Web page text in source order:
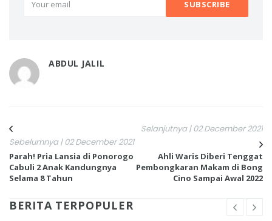
ABDUL JALIL
Sebelumnya | 02 December 2021
Parah! Pria Lansia di Ponorogo
Cabuli 2 Anak Kandungnya
Selama 8 Tahun
Selanjutnya | 02 December 2021
Ahli Waris Diberi Tenggat
Pembongkaran Makam di Bong
Cino Sampai Awal 2022
BERITA TERPOPULER